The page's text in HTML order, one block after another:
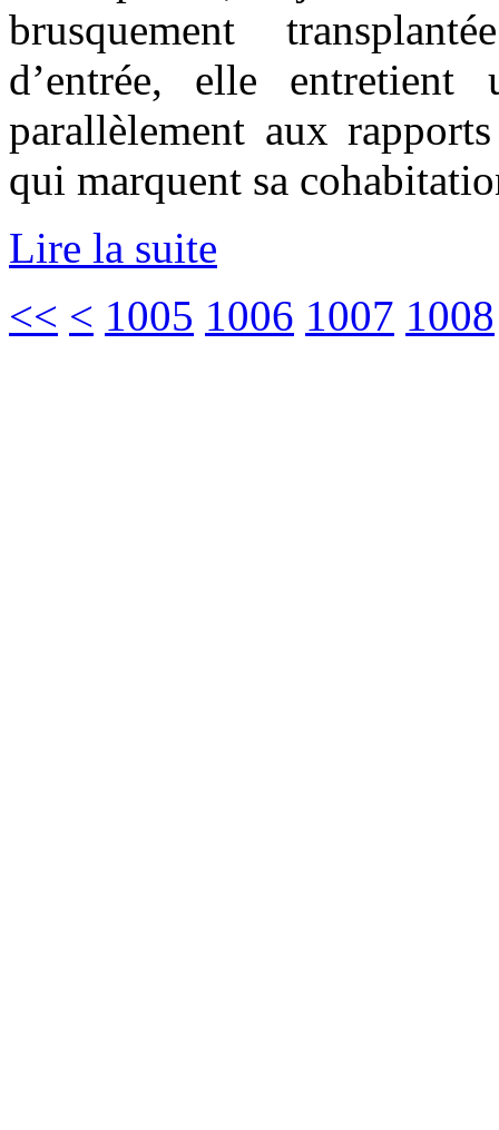
brusquement
d’entrée, elle
parallèlement aux
qui marquent sa
Lire la suite
<< < 1005 1006 1007 1008